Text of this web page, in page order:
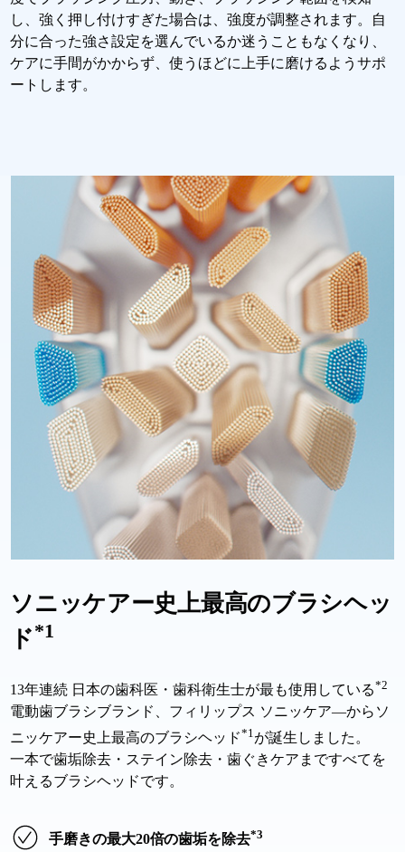
し、強く押し付けすぎた場合は、強度が調整されます。自
分に合った強さ設定を選んでいるか迷うこともなくなり、
ケアに手間がかからず、使うほどに上手に磨けるようサポ
ートします。
ソニッケアー史上最高のブラシヘッ
ド*1
13年連続 日本の歯科医・歯科衛生士が最も使用している*2
電動歯ブラシブランド、フィリップス ソニッケア―からソ
ニッケアー史上最高のブラシヘッド*1 が誕生しました。
一本で歯垢除去・ステイン除去・歯ぐきケアまですべてを
叶えるブラシヘッドです。
手磨きの最大20倍の歯垢を除去*3